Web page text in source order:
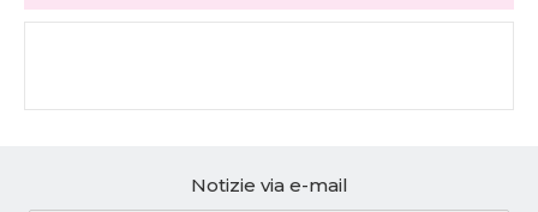
Notizie via e-mail